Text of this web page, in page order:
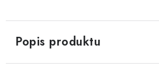
Popis produktu